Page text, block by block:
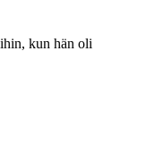
kun hän oli